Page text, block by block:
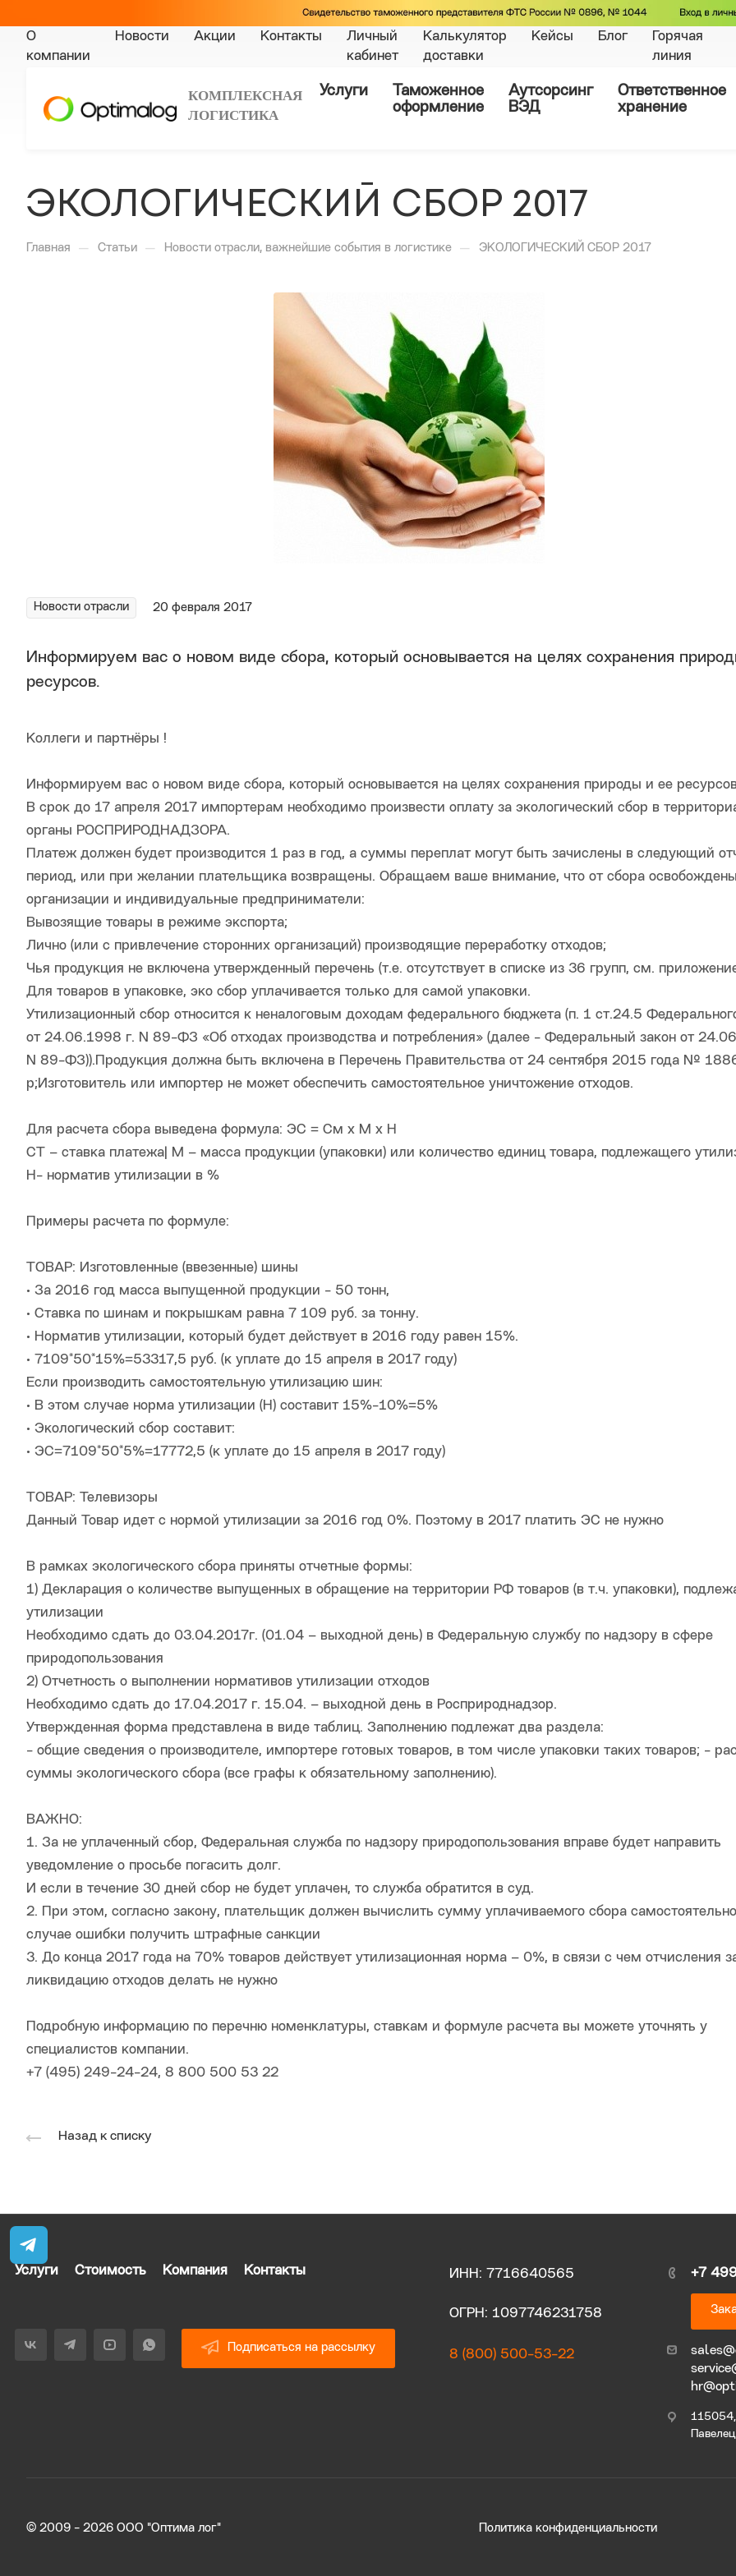
О
компании
Новости Акции Контакты
Личный
кабинет
Калькулятор
доставки
Кейсы Блог
Горячая
линия
КОМПЛЕКСНАЯ
ЛОГИСТИКА
Услуги
Таможенное
оформление
Аутсорсинг
ВЭД
Ответственное
хранение
ЭКОЛОГИЧЕСКИЙ СБОР 2017
Главная — Статьи — Новости отрасли, важнейшие события в логистике — ЭКОЛОГИЧЕСКИЙ СБОР 2017
Новости отрасли 20 февраля 2017
Информируем вас о новом виде сбора, который основывается на целях сохранения
ресурсов.
Коллеги и партнёры !
Информируем вас о новом виде сбора, который основывается на целях сохранения природы и ее
В срок до 17 апреля 2017 импортерам необходимо произвести оплату за экологический сбор в
органы РОСПРИРОДНАДЗОРА.
Платеж должен будет производится 1 раз в год, а суммы переплат могут быть зачислены в следующий
период, или при желании плательщика возвращены. Обращаем ваше внимание, что от сбора освобождены
организации и индивидуальные предприниматели:
Вывозящие товары в режиме экспорта;
Лично (или с привлечение сторонних организаций) производящие переработку отходов;
Чья продукция не включена утвержденный перечень (т.е. отсутствует в списке из 36 групп, см.
Для товаров в упаковке, эко сбор уплачивается только для самой упаковки.
Утилизационный сбор относится к неналоговым доходам федерального бюджета (п. 1 ст.24.5
от 24.06.1998 г. N 89-ФЗ «Об отходах производства и потребления» (далее - Федеральный закон от
N 89-ФЗ)).Продукция должна быть включена в Перечень Правительства от 24 сентября 2015 года №
р;Изготовитель или импортер не может обеспечить самостоятельное уничтожение отходов.
Для расчета сбора выведена формула: ЭС = См х М х Н
СТ – ставка платежа| М – масса продукции (упаковки) или количество единиц товара, подлежащего
Н- норматив утилизации в %
Примеры расчета по формуле:
ТОВАР: Изготовленные (ввезенные) шины
• За 2016 год масса выпущенной продукции - 50 тонн,
• Ставка по шинам и покрышкам равна 7 109 руб. за тонну.
• Норматив утилизации, который будет действует в 2016 году равен 15%.
• 7109*50*15%=53317,5 руб. (к уплате до 15 апреля в 2017 году)
Если производить самостоятельную утилизацию шин:
• В этом случае норма утилизации (Н) составит 15%-10%=5%
• Экологический сбор составит:
• ЭС=7109*50*5%=17772,5 (к уплате до 15 апреля в 2017 году)
ТОВАР: Телевизоры
Данный Товар идет с нормой утилизации за 2016 год 0%. Поэтому в 2017 платить ЭС не нужно
В рамках экологического сбора приняты отчетные формы:
1) Декларация о количестве выпущенных в обращение на территории РФ товаров (в т.ч. упаковки),
утилизации
Необходимо сдать до 03.04.2017г. (01.04 – выходной день) в Федеральную службу по надзору в сфере
природопользования
2) Отчетность о выполнении нормативов утилизации отходов
Необходимо сдать до 17.04.2017 г. 15.04. – выходной день в Росприроднадзор.
Утвержденная форма представлена в виде таблиц. Заполнению подлежат два раздела:
- общие сведения о производителе, импортере готовых товаров, в том числе упаковки таких товаров; -
суммы экологического сбора (все графы к обязательному заполнению).
ВАЖНО:
1. За не уплаченный сбор, Федеральная служба по надзору природопользования вправе будет направить
уведомление о просьбе погасить долг.
И если в течение 30 дней сбор не будет уплачен, то служба обратится в суд.
2. При этом, согласно закону, плательщик должен вычислить сумму уплачиваемого сбора
случае ошибки получить штрафные санкции
3. До конца 2017 года на 70% товаров действует утилизационная норма – 0%, в связи с чем отчисления
ликвидацию отходов делать не нужно
Подробную информацию по перечню номенклатуры, ставкам и формуле расчета вы можете уточнять у
специалистов компании.
+7 (495) 249-24-24, 8 800 500 53 22
Назад к списку
Услуги Стоимость Компания Контакты
Подписаться на рассылку
ИНН: 7716640565
ОГРН: 1097746231758
8 (800) 500-53-22
+7
115054,
© 2009 - 2026 ООО "Оптима лог" Политика конфиденциальности